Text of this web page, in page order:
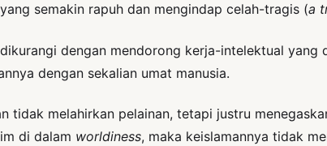
semakin rapuh dan mengindap celah-tragis (a
dengan mendorong kerja-intelektual
dengan sekalian umat manusia.
tidak melahirkan pelainan, tetapi justru
di dalam worldiness, maka keislamannya tidak